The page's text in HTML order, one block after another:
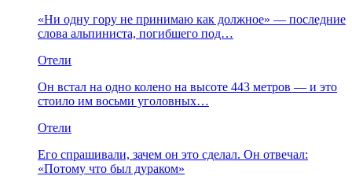
«Ни одну гору не принимаю как должное» — последние
слова альпиниста, погибшего под…
Отели
Он встал на одно колено на высоте 443 метров — и это
стоило им восьми уголовных…
Отели
Его спрашивали, зачем он это сделал. Он отвечал:
«Потому что был дураком»